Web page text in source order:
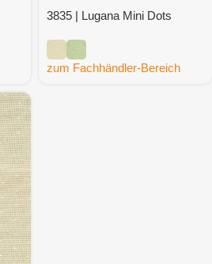
3835 | Lugana Mini Dots
zum Fachhändler-Bereich